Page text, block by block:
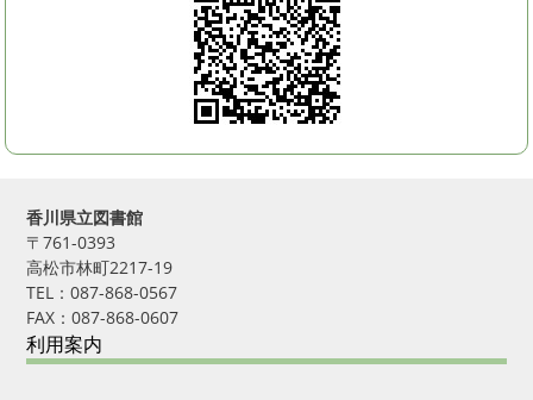
香川県立図書館
〒761-0393
高松市林町2217-19
TEL：087-868-0567
FAX：087-868-0607
利用案内